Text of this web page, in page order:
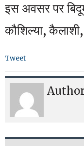
इस अवसर पर
कौशिल्या,
Tweet